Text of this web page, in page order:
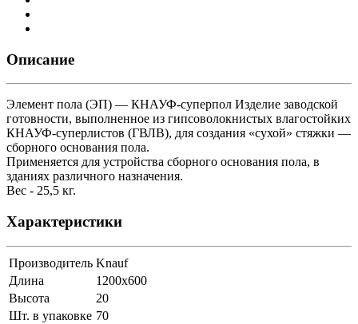
Описание
Элемент пола (ЭП) — КНАУФ-суперпол Изделие заводской
готовности, выполненное из гипсоволокнистых влагостойких
КНАУФ-суперлистов (ГВЛВ), для создания «сухой» стяжки —
сборного основания пола.
Применяется для устройства сборного основания пола, в
зданиях различного назначения.
Вес - 25,5 кг.
Характеристики
Производитель Knauf
Длина
1200x600
Высота
20
Шт. в упаковке 70